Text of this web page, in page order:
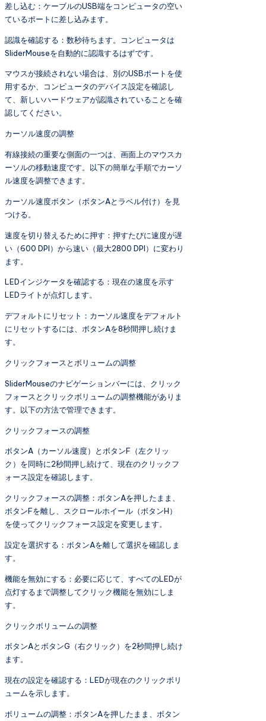
差し込む：ケーブルのUSB端をコンピュータの空い
ているポートに差し込みます。
認識を確認する：数秒待ちます。コンピュータは
SliderMouseを自動的に認識するはずです。
マウスが接続されない場合は、別のUSBポートを使
用するか、コンピュータのデバイス設定を確認し
て、新しいハードウェアが認識されていることを確
認してください。
カーソル速度の調整
有線接続の重要な側面の一つは、画面上のマウスカ
ーソルの移動速度です。以下の簡単な手順でカーソ
ル速度を調整できます。
カーソル速度ボタン（ボタンAとラベル付け）を見
つける。
速度を切り替えるために押す：押すたびに速度が遅
い（600 DPI）から速い（最大2800 DPI）に変わり
ます。
LEDインジケータを確認する：現在の速度を示す
LEDライトが点灯します。
デフォルトにリセット：カーソル速度をデフォルト
にリセットするには、ボタンAを8秒間押し続けま
す。
クリックフォースとボリュームの調整
SliderMouseのナビゲーションバーには、クリック
フォースとクリックボリュームの調整機能がありま
す。以下の方法で管理できます。
クリックフォースの調整
ボタンA（カーソル速度）とボタンF（左クリッ
ク）を同時に2秒間押し続けて、現在のクリックフ
ォース設定を確認します。
クリックフォースの調整：ボタンAを押したまま、
ボタンFを離し、スクロールホイール（ボタンH）
を使ってクリックフォース設定を変更します。
設定を選択する：ボタンAを離して選択を確認しま
す。
機能を無効にする：必要に応じて、すべてのLEDが
点灯するまで調整してクリック機能を無効にしま
す。
クリックボリュームの調整
ボタンAとボタンG（右クリック）を2秒間押し続け
ます。
現在の設定を確認する：LEDが現在のクリックボリ
ュームを示します。
ボリュームの調整：ボタンAを押したまま、ボタン